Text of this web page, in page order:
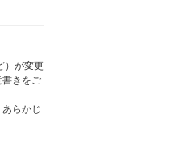
）が変更
書きをご
らかじ